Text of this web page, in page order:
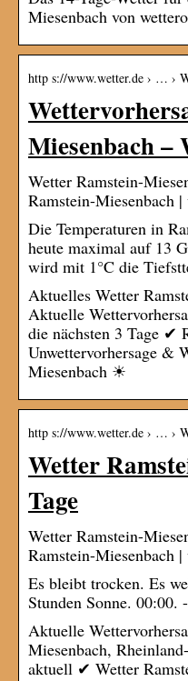
Miesenbach von
http s://www.wetter.de › … ›
Miesenbach –
Wetter Ramstein-
Ramstein-Miesenbach |
Die Temperaturen in
heute maximal auf 13
wird mit 1°C die
Aktuelles Wetter
Aktuelle
die nächsten 3 Tage ✔
Unwettervorhersage &
Miesenbach ☀
http s://www.wetter.de › … ›
Wetter
Tage
Wetter Ramstein-
Ramstein-Miesenbach |
Es bleibt trocken. Es
Stunden Sonne. 00:00.
Aktuelle
Miesenbach,
aktuell ✔ Wetter